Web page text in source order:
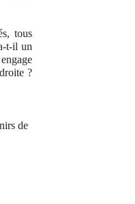
tous
t-il un
?
de